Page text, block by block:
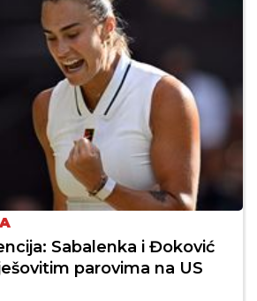
Sabalenka i Đoković
parovima na US